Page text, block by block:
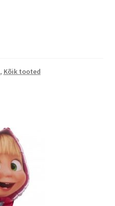
, Kõik tooted